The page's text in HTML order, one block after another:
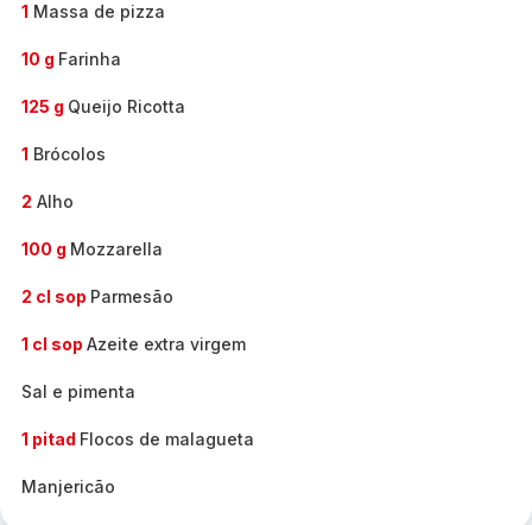
1 Massa de pizza
10 g Farinha
125 g Queijo Ricotta
1 Brócolos
2 Alho
100 g Mozzarella
2 cl sop Parmesão
1 cl sop Azeite extra virgem
Sal e pimenta
1 pitad Flocos de malagueta
Manjericão